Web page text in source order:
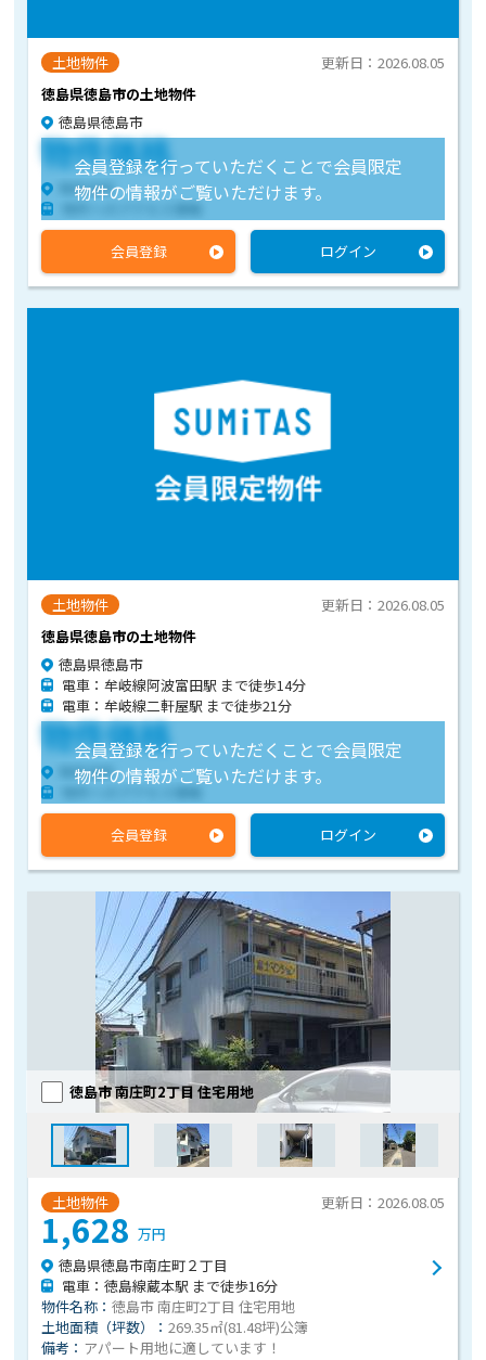
土地物件
徳島県徳島市の土地物件
更新日：2026.08.05
徳島県徳島市
会員登録を行っていただくことで会員限定
物件の情報がご覧いただけます。
物件価格
物件住所
会員登録 ログイン
土地物件
徳島県徳島市の土地物件
更新日：2026.08.05
徳島県徳島市
電車：牟岐線阿波富田駅 まで徒歩14分
電車：牟岐線二軒屋駅 まで徒歩21分
会員登録を行っていただくことで会員限定
物件の情報がご覧いただけます。
物件価格
物件住所
物件へのアクセス情報
会員登録 ログイン
土地物件
徳島市 南庄町2丁目 住宅用地
更新日：2026.08.05
1,628万円
徳島県徳島市南庄町２丁目
電車：徳島線蔵本駅 まで徒歩16分
物件名称：徳島市 南庄町2丁目 住宅用地
土地面積（坪数）：269.35㎡(81.48坪)公簿
備考： アパート用地に適しています！